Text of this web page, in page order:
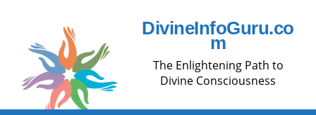
DivineInfoGuru.co
m
The Enlightening Path to
Divine Consciousness